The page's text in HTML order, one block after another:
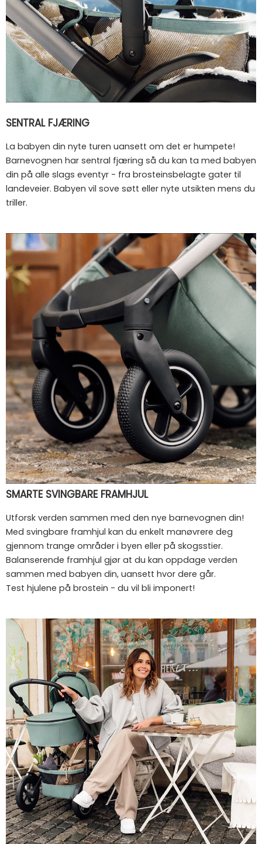
SENTRAL FJÆRING
La babyen din nyte turen uansett om det er humpete!
Barnevognen har sentral fjæring så du kan ta med babyen
din på alle slags eventyr - fra brosteinsbelagte gater til
landeveier. Babyen vil sove søtt eller nyte utsikten mens du
triller.
SMARTE SVINGBARE FRAMHJUL
Utforsk verden sammen med den nye barnevognen din!
Med svingbare framhjul kan du enkelt manøvrere deg
gjennom trange områder i byen eller på skogsstier.
Balanserende framhjul gjør at du kan oppdage verden
sammen med babyen din, uansett hvor dere går.
Test hjulene på brostein - du vil bli imponert!